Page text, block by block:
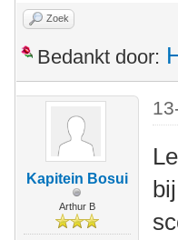
Zoek
Bedankt door:
Kapitein Bosui
Arthur B